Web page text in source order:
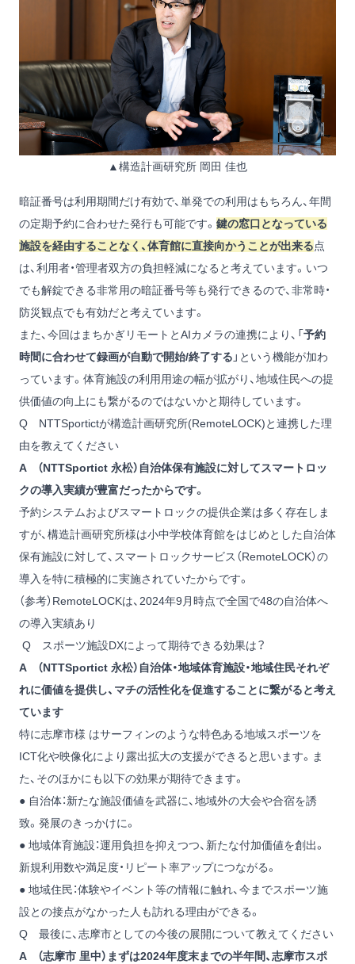
▲構造計画研究所 岡田 佳也
暗証番号は利用期間だけ有効で、単発での利用はもちろん、年間
の定期予約に合わせた発行も可能です。 鍵の窓口となっている
施設を経由することなく、体育館に直接向かうことが出来る点
は、利用者・管理者双方の負担軽減になると考えています。いつ
でも解錠できる非常用の暗証番号等も発行できるので、非常時・
防災観点でも有効だと考えています。
また、今回はまちかぎリモートとAIカメラの連携により、「予約
時間に合わせて録画が自動で開始/終了する 」という機能が加わ
っています。体育施設の利用用途の幅が拡がり、地域住民への提
供価値の向上にも繋がるのではないかと期待しています。
Q NTTSportictが構造計画研究所(RemoteLOCK)と連携した理
由を教えてください
A （NTTSportict 永松）自治体保有施設に対してスマートロッ
クの導入実績が豊富だったからです。
予約システムおよびスマートロックの提供企業は多く存在しま
すが、構造計画研究所様は小中学校体育館をはじめとした自治体
保有施設に対して、スマートロックサービス（RemoteLOCK）の
導入を特に積極的に実施されていたからです。
（参考）RemoteLOCKは、2024年9月時点で全国で48の自治体へ
の導入実績あり
Q スポーツ施設DXによって期待できる効果は？
A （NTTSportict 永松）自治体・地域体育施設・地域住民それぞ
れに価値を提供し、マチの活性化を促進することに繋がると考え
ています
特に志摩市様 はサーフィンのような特色ある地域スポーツを
ICT化や映像化により露出拡大の支援ができると思います。ま
た、そのほかにも以下の効果が期待できます。
● 自治体：新たな施設価値を武器に、地域外の大会や合宿を誘
致。発展のきっかけに。
● 地域体育施設：運用負担を抑えつつ、新たな付加価値を創出。
新規利用数や満足度・リピート率アップにつながる。
● 地域住民：体験やイベント等の情報に触れ、今までスポーツ施
設との接点がなかった人も訪れる理由ができる。
Q 最後に、志摩市としての今後の展開について教えてください
A （志摩市 里中）まずは2024年度末までの半年間、志摩市スポ